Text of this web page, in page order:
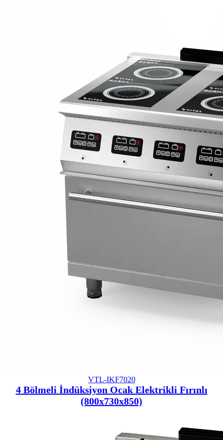
VTL-IKF7020
4 Bölmeli İndüksiyon Ocak Elektrikli Fırınlı
(800x730x850)